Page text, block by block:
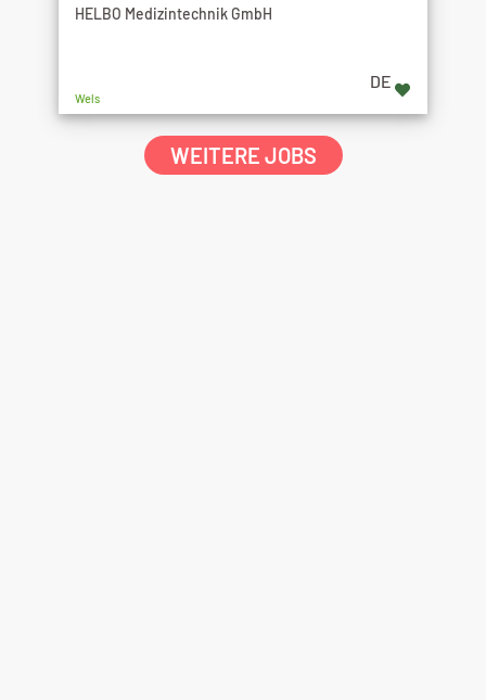
HELBO Medizintechnik GmbH
Wels
DE
WEITERE JOBS